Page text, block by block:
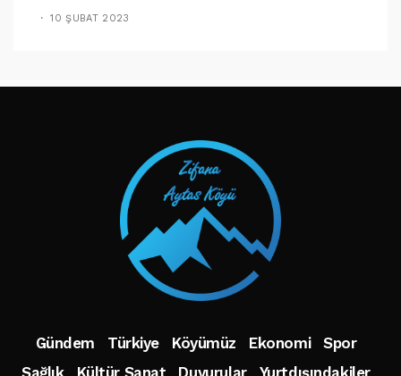
10 ŞUBAT 2023
TAKIP ET
Gündem Türkiye Köyümüz Ekonomi
Spor
Sağlık
Kültür Sanat Duyurular Yurtdışındakiler